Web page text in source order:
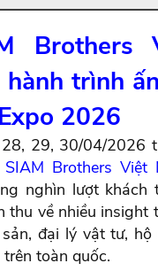
Brothers
hành trình
2026
28, 29, 30/04/2026
SIAM Brothers Việt
nghìn lượt khách
thu về nhiều insight
đại lý vật tư, hộ
toàn quốc.